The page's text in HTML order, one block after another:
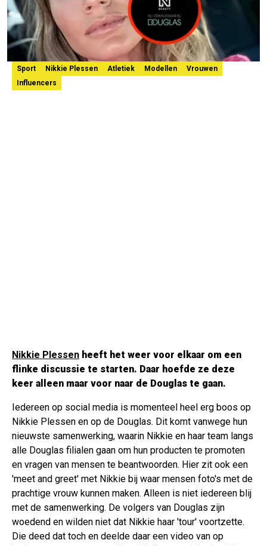
Sport Nikkie Plessen Atletiek Modellen
Vrouwen
Influencers
Nikkie Plessen heeft het weer voor elkaar om een
flinke discussie te starten. Daar hoefde ze deze
keer alleen maar voor naar de Douglas te gaan.
Iedereen op social media is momenteel heel erg boos op
Nikkie Plessen en op de Douglas. Dit komt vanwege hun
nieuwste samenwerking, waarin Nikkie en haar team langs
alle Douglas filialen gaan om hun producten te promoten
en vragen van mensen te beantwoorden. Hier zit ook een
'meet and greet' met Nikkie bij waar mensen foto's met de
prachtige vrouw kunnen maken. Alleen is niet iedereen blij
met de samenwerking. De volgers van Douglas zijn
woedend en wilden niet dat Nikkie haar 'tour' voortzette.
Die deed dat toch en deelde daar een video van op